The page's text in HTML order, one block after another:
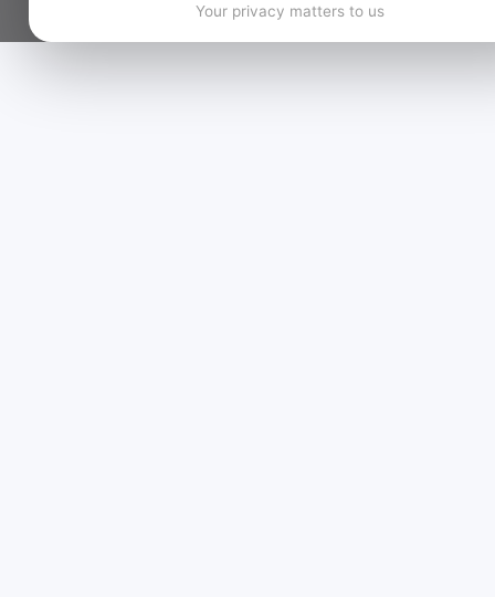
Your privacy matters to us